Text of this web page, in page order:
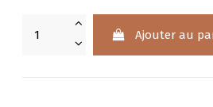
Ajouter au